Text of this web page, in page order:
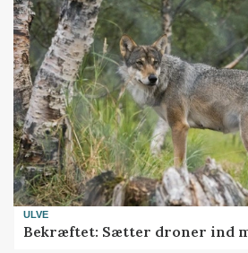
ULVE
Bekræftet: Sætter droner ind